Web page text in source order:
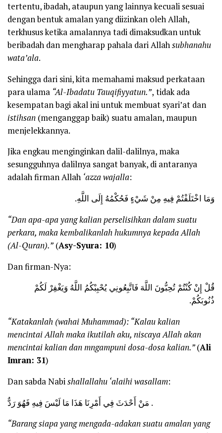
tertentu, ibadah, ataupun yang lainnya kecuali sesuai
dengan bentuk amalan yang diizinkan oleh Allah,
terkhusus ketika amalannya tadi dimaksudkan untuk
beribadah dan mengharap pahala dari Allahsubhanahu
wata’ala.
Sehingga dari sini, kita memahami maksud perkataan
para ulama “Al-Ibadatu Tauqifiyyatun.”, tidak ada
kesempatan bagi akal ini untuk membuat syari’at dan
istihsan (menganggap baik) suatu amalan, maupun
menjelekkannya.
Jika engkau menginginkan dalil-dalilnya, maka
sesungguhnya dalilnya sangat banyak, di antaranya
adalah firman Allah ‘azza wajalla:
وَمَا اخْتَلَفْتُمْ فِيهِ مِنْ شَيْءٍ فَحُكْمُهُ إِلَى اللَّهِ.
“Dan apa-apa yang kalian perselisihkan dalam suatu
perkara, maka kembalikanlah hukumnya kepada Allah
(Al-Quran).” (Asy-Syura: 10)
Dan firman-Nya:
قُلْ إِنْ كُنْتُمْ تُحِبُّونَ اللَّهَ فَاتَّبِعُونِي يُحْبِبْكُمُ اللَّهُ وَيَغْفِرْ لَكُمْ
ذُنُوبَكُمْ.
“Katakanlah (wahai Muhammad): “Kalau kalian
mencintai Allah maka ikutilah aku, niscaya Allah akan
mencintai kalian dan mngampuni dosa-dosa kalian.”(Ali
Imran: 31)
Dan sabda Nabishallallahu ‘alaihi wasallam:
مَنْ أَحْدَثَ فِي أَمْرِنَا هَذَا مَا لَيْسَ فِيهِ فَهُوَ رَدٌّ .
“Barang siapa yang mengada-adakan suatu amalan yang